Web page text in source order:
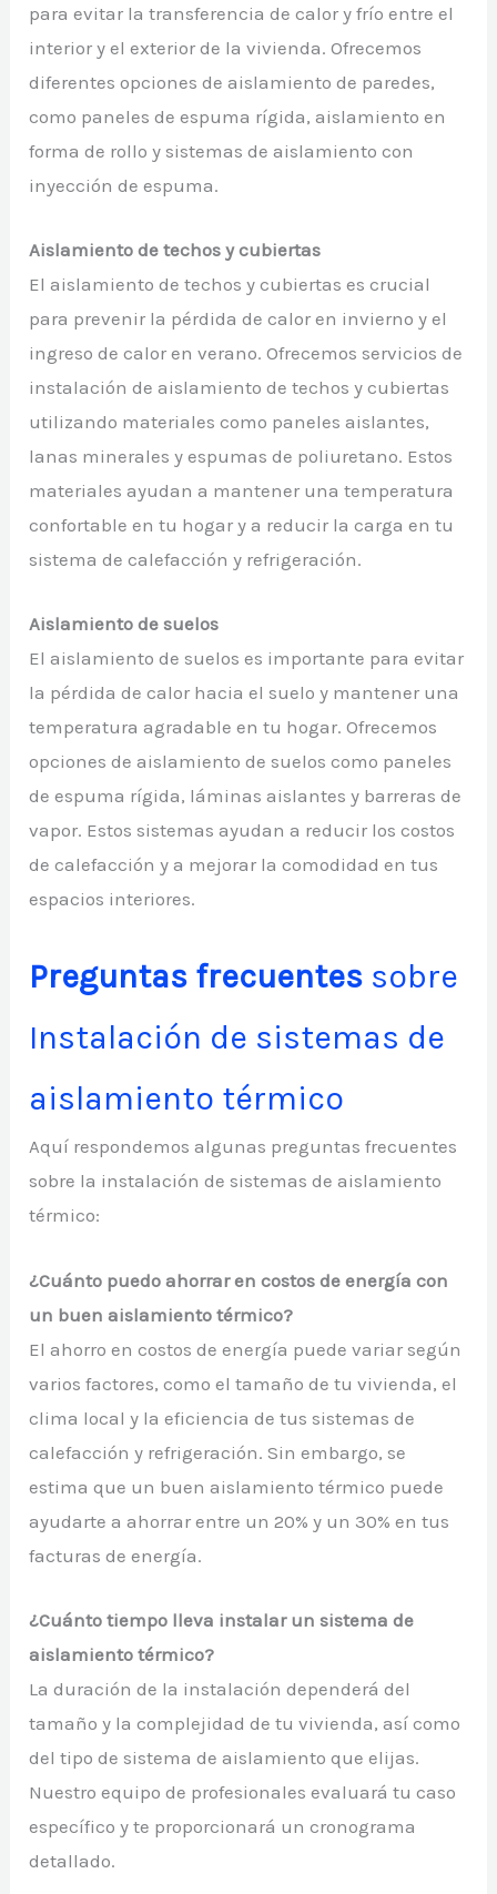
para evitar la transferencia de calor y frío entre el
interior y el exterior de la vivienda. Ofrecemos
diferentes opciones de aislamiento de paredes,
como paneles de espuma rígida, aislamiento en
forma de rollo y sistemas de aislamiento con
inyección de espuma.
Aislamiento de techos y cubiertas
El aislamiento de techos y cubiertas es crucial
para prevenir la pérdida de calor en invierno y el
ingreso de calor en verano. Ofrecemos servicios de
instalación de aislamiento de techos y cubiertas
utilizando materiales como paneles aislantes,
lanas minerales y espumas de poliuretano. Estos
materiales ayudan a mantener una temperatura
confortable en tu hogar y a reducir la carga en tu
sistema de calefacción y refrigeración.
Aislamiento de suelos
El aislamiento de suelos es importante para evitar
la pérdida de calor hacia el suelo y mantener una
temperatura agradable en tu hogar. Ofrecemos
opciones de aislamiento de suelos como paneles
de espuma rígida, láminas aislantes y barreras de
vapor. Estos sistemas ayudan a reducir los costos
de calefacción y a mejorar la comodidad en tus
espacios interiores.
Preguntas frecuentes sobre
Instalación de sistemas de
aislamiento térmico
Aquí respondemos algunas preguntas frecuentes
sobre la instalación de sistemas de aislamiento
térmico:
¿Cuánto puedo ahorrar en costos de energía con
un buen aislamiento térmico?
El ahorro en costos de energía puede variar según
varios factores, como el tamaño de tu vivienda, el
clima local y la eficiencia de tus sistemas de
calefacción y refrigeración. Sin embargo, se
estima que un buen aislamiento térmico puede
ayudarte a ahorrar entre un 20% y un 30% en tus
facturas de energía.
¿Cuánto tiempo lleva instalar un sistema de
aislamiento térmico?
La duración de la instalación dependerá del
tamaño y la complejidad de tu vivienda, así como
del tipo de sistema de aislamiento que elijas.
Nuestro equipo de profesionales evaluará tu caso
específico y te proporcionará un cronograma
detallado.